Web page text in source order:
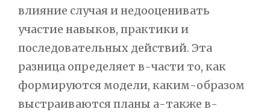
влияние случая и недооценивать
участие навыков, практики и
последовательных действий. Эта
разница определяет в-части то, как
формируются модели, каким-образом
выстраиваются планы а-также в-